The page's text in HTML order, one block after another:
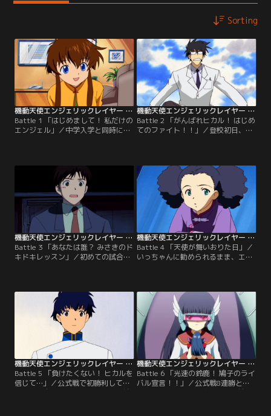
Sorting
機動天使エンジェリックレイヤー 第01話
Battle 1 「はじめまして！ 私だけの
エンジェル」／中学入学と同時に和
頭テレビで放映されていた格闘技に
釘付け。謎の男いっちゃんから、そ
れがエンジェリックレイヤーという
ゲームだと教わると、自分のエンジ
ェルを作るための商品一式を購入す
る。
機動天使エンジェリックレイヤー 第02話
Battle 2 「がんばれヒカル！ はじめ
てのファイト！！」／登校初日、エ
その幼なじみの珠代とも友達にな
る。下校途中、いっちゃんと一緒に
エンジェリックレイヤーの練習場へ
行ったみさきは、間違えて大会へ参
加することに。
機動天使エンジェリックレイヤー 第03話
Battle 3 「あなたは誰？ みさきのド
キドキレッスン」／初めての試合に
習に挑戦。練習に熱中している間
に、いっちゃんは姿を消すが、入れ
替わるように現れた少年・王二郎か
ら一緒に練習をしようと誘われる。
機動天使エンジェリックレイヤー 第04話
Battle 4 「天使が舞いおりた日」／
いっちゃんに勧められるまま、エン
のエンジェル・カタリナを操る氷川
優子。高速スピンしながら繰り出さ
れるカタリナのキックで、ヒカルは
一方的に体力を削られてしまう。
機動天使エンジェリックレイヤー 第05話
Battle 5 「負けたくない！ ヒカルを
信じて…」／公式戦で初勝利して
も、まだ自信がもてないみさき。鳩
機動天使エンジェリックレイヤー 第06話
Battle 6 「光速の鈴鹿！ 鳩子のライ
バル宣言！！」／公式戦8連勝と絶
好調のみさきだが、次の相手は鳩子